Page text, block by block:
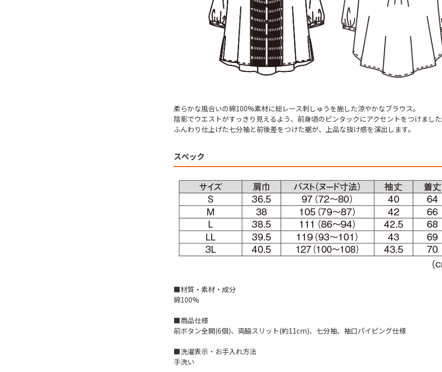
柔らかな風合いの綿100%素材に総レース刺しゅうを施した涼やかなブラウス。
陰影でウエストがすっきり見えるよう、前身頃のピンタックにアクセントをつけまし
ふんわり仕上げた七分袖と前後差をつけた裾が、上品な抜け感を演出します。
スペック
■材質・素材・成分
綿100%
■商品仕様
前ボタン全開(6個)、両脇スリット(約11cm)、七分袖、袖口パイピング仕様
■洗濯表示・お手入れ方法
手洗い